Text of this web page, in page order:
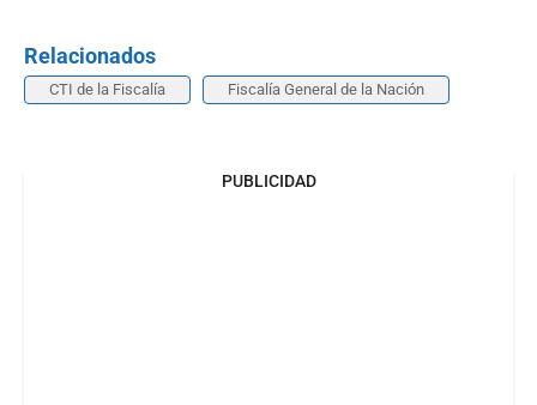
Relacionados
CTI de la Fiscalía Fiscalía General de la Nación
PUBLICIDAD